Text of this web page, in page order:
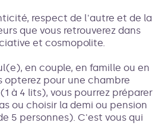
respect de l'autre et de la
que vous retrouverez dans
et cosmopolite.
en couple, en famille ou en
opterez pour une chambre
à 4 lits), vous pourrez préparer
ou choisir la demi ou pension
5 personnes). C'est vous qui